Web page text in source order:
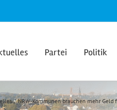
Partei Politik
NRW-Kommunen brauchen mehr